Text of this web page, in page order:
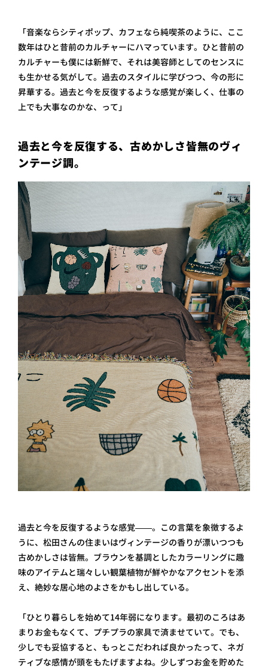
「音楽ならシティポップ、カフェなら純喫茶のように、ここ
数年はひと昔前のカルチャーにハマっています。ひと昔前の
カルチャーも僕には新鮮で、それは美容師としてのセンスに
も生かせる気がして。過去のスタイルに学びつつ、今の形に
昇華する。過去と今を反復するような感覚が楽しく、仕事の
上でも大事なのかな、って」
過去と今を反復する、古めかしさ皆無のヴィ
ンテージ調。
過去と今を反復するような感覚——。この言葉を象徴するよ
うに、松田さんの住まいはヴィンテージの香りが漂いつつも
古めかしさは皆無。ブラウンを基調としたカラーリングに趣
味のアイテムと瑞々しい観葉植物が鮮やかなアクセントを添
え、絶妙な居心地のよさをかもし出している。
「ひとり暮らしを始めて14年弱になります。最初のころはあ
まりお金もなくて、プチプラの家具で済ませていて。でも、
少しでも妥協すると、もっとこだわれば良かったって、ネガ
ティブな感情が頭をもたげますよね。少しずつお金を貯めた